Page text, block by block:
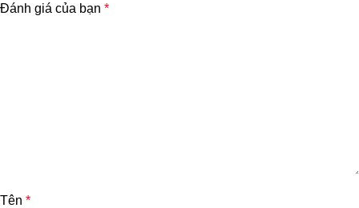
Đánh giá của bạn *
Tên *